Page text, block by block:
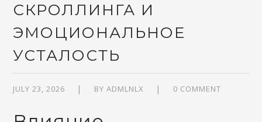
СКРОЛЛИНГА И
ЭМОЦИОНАЛЬНОЕ
УСТАЛОСТЬ
JULY 23, 2026 BYADMLNLX 0 COMMENT